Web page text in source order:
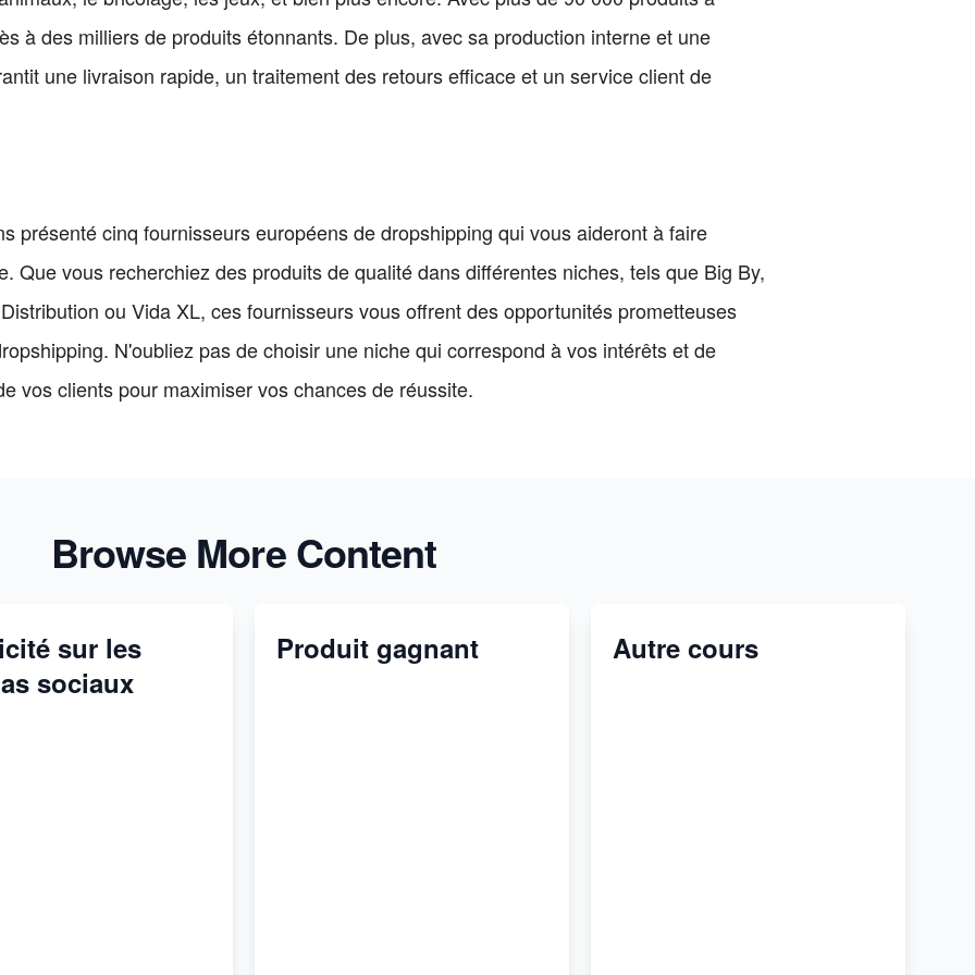
à des milliers de produits étonnants. De plus, avec sa production interne et une
une livraison rapide, un traitement des retours efficace et un service client de
présenté cinq fournisseurs européens de dropshipping qui vous aideront à faire
Que vous recherchiez des produits de qualité dans différentes niches, tels que Big By,
ou Vida XL, ces fournisseurs vous offrent des opportunités prometteuses
N'oubliez pas de choisir une niche qui correspond à vos intérêts et de
vos clients pour maximiser vos chances de réussite.
Browse More Content
sur les
sociaux
Produit gagnant Autre cours